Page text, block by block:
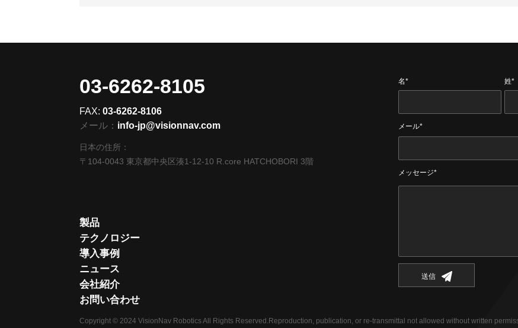
03-6262-8105
FAX:03-6262-8106
メール： info-jp@visionnav.com
日本の住所：
〒104-0043 東京都中央区湊1-12-10 R.core HATCHOBORI 3階
製品
テクノロジー
導入事例
ニュース
会社紹介
お問い合わせ
名* 姓*
メール*
メッセージ*
送信
Copyright © 2024 VisionNav Robotics All Rights Reserved.Reproduction, publication, or re-transmittal not allowed without written